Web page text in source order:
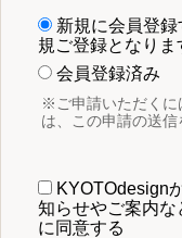
新規に会員登
規ご登録となりま
会員登録済み
※ご申請いただくに
は、この申請の送信
KYOTOdesign
知らせやご案内な
に同意する